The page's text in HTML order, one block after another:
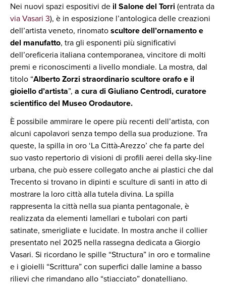
Nei nuovi spazi espositivi de il Salone del Torri(entrata da
via Vasari 3), è in esposizione l’antologica delle creazioni
dell’artista veneto, rinomatoscultore dell’ornamento e
del manufatto, tra gli esponenti più significativi
dell’oreficeria italiana contemporanea, vincitore di molti
premi e riconoscimenti a livello mondiale. La mostra, dal
titolo “Alberto Zorzi straordinario scultore orafo e il
gioiello d’artista”, a cura di Giuliano Centrodi, curatore
scientifico del Museo Orodautore.
È possibile ammirare le opere più recenti dell’artista, con
alcuni capolavori senza tempo della sua produzione. Tra
queste, la spilla in oro ‘La Città-Arezzo’ che fa parte del
suo vasto repertorio di visioni di profili aerei della sky-line
urbana, che può essere collegato anche ai plastici che dal
Trecento si trovano in dipinti e sculture di santi in atto di
mostrare la loro città alla tutela divina. La spilla
rappresenta la città nella sua pianta pentagonale, è
realizzata da elementi lamellari e tubolari con parti
satinate, smerigliate e lucidate. In mostra anche il collier
presentato nel 2025 nella rassegna dedicata a Giorgio
Vasari. Si ricordano le spille “Structura” in oro e tormaline
e i gioielli “Scrittura” con superfici dalle lamine a basso
rilievi che rimandano allo “stiacciato” donatelliano.